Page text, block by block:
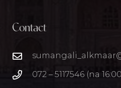
Contact
072 – 5117546 (na